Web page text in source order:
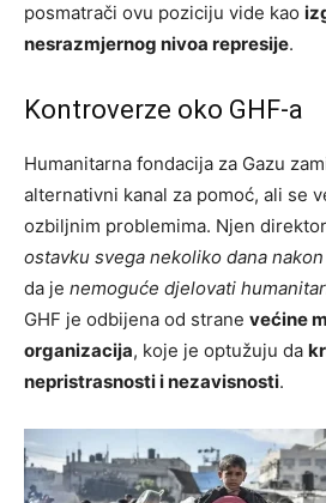
posmatrači ovu poziciju vide kao
nesrazmjernog nivoa represije.
Kontroverze oko GHF-a
Humanitarna fondacija za Gazu
alternativni kanal za pomoć, ali se
ozbiljnim problemima. Njen
ostavku svega nekoliko dana
da je nemoguće djelovati
GHF je odbijena od strane većine
organizacija, koje je optužuju da
nepristrasnosti i nezavisnosti.